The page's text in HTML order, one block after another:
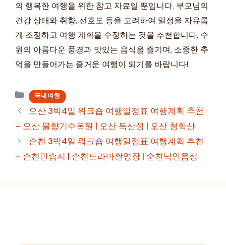
의 행복한 여행을 위한 참고 자료일 뿐입니다. 부모님의
건강 상태와 취향, 선호도 등을 고려하여 일정을 자유롭
게 조정하고 여행 계획을 수정하는 것을 추천합니다. 수
원의 아름다운 풍경과 맛있는 음식을 즐기며, 소중한 추
억을 만들어가는 즐거운 여행이 되기를 바랍니다!
카
테
리
국내여행
오산 3박4일 워크숍 여행일정표 여행계획 추천
– 오산 물향기수목원 | 오산 독산성 | 오산 청학산
순천 3박4일 워크숍 여행일정표 여행계획 추천
– 순천만습지 | 순천드라마촬영장 | 순천낙안읍성